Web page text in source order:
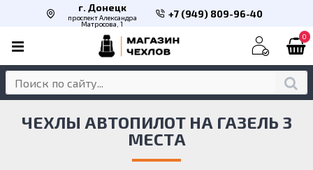
г. Донецк
проспект Александра
Матросова, 1
+7 (949) 809-96-40
0
ЧЕХЛЫ АВТОПИЛОТ НА ГАЗЕЛЬ 3
МЕСТА